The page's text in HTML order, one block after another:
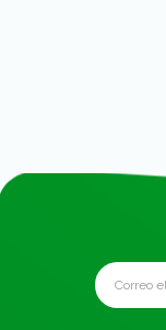
Alternative: